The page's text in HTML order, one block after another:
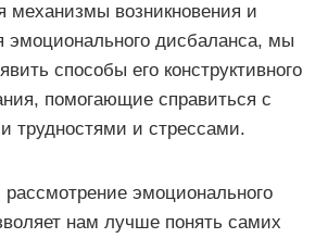
механизмы возникновения и
эмоционального дисбаланса, мы
способы его конструктивного
помогающие справиться с
трудностями и стрессами.
эмоционального
нам лучше понять самих